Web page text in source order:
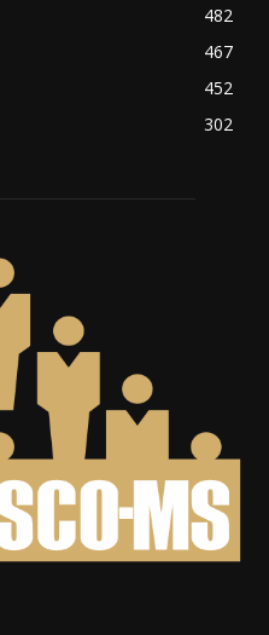
482
467
452
302